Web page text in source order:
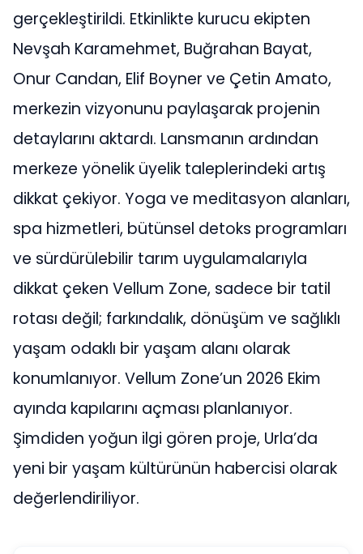
gerçekleştirildi. Etkinlikte kurucu ekipten
Nevşah Karamehmet, Buğrahan Bayat,
Onur Candan, Elif Boyner ve Çetin Amato,
merkezin vizyonunu paylaşarak projenin
detaylarını aktardı. Lansmanın ardından
merkeze yönelik üyelik taleplerindeki artış
dikkat çekiyor. Yoga ve meditasyon alanları,
spa hizmetleri, bütünsel detoks programları
ve sürdürülebilir tarım uygulamalarıyla
dikkat çeken Vellum Zone, sadece bir tatil
rotası değil; farkındalık, dönüşüm ve sağlıklı
yaşam odaklı bir yaşam alanı olarak
konumlanıyor. Vellum Zone’un 2026 Ekim
ayında kapılarını açması planlanıyor.
Şimdiden yoğun ilgi gören proje, Urla’da
yeni bir yaşam kültürünün habercisi olarak
değerlendiriliyor.